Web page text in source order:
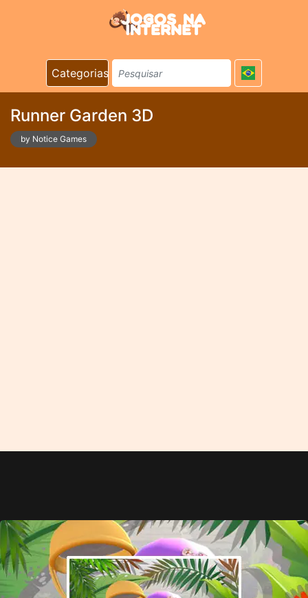
Categorias
Runner Garden 3D
by Notice Games